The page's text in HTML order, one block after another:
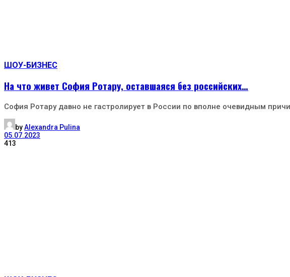
ШОУ-БИЗНЕС
На что живет София Ротару, оставшаяся без российских…
София Ротару давно не гастролирует в России по вполне очевидным
byAlexandra Pulina
05.07.2023
413